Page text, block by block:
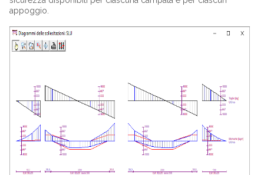
appoggio.